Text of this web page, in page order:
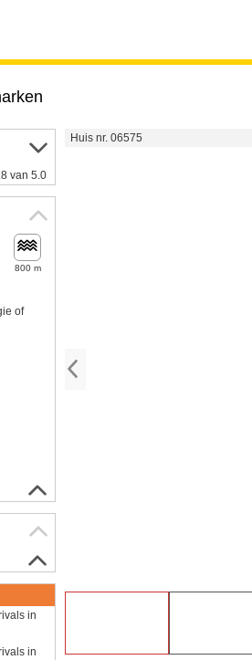
Huis nr. 06575
van 5.0
800 m
of
in
in